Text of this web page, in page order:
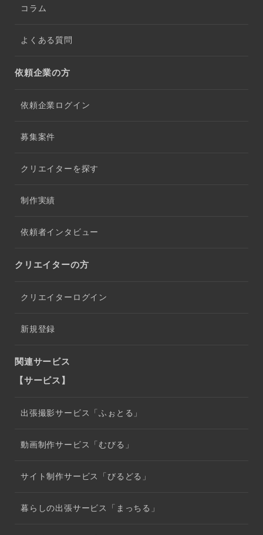
コラム
よくある質問
依頼企業の方
依頼企業ログイン
募集案件
クリエイターを探す
制作実績
依頼者インタビュー
クリエイターの方
クリエイターログイン
新規登録
関連サービス
【サービス】
出張撮影サービス「ふぉとる」
動画制作サービス「むびる」
サイト制作サービス「びるどる」
暮らしの出張サービス「まっちる」